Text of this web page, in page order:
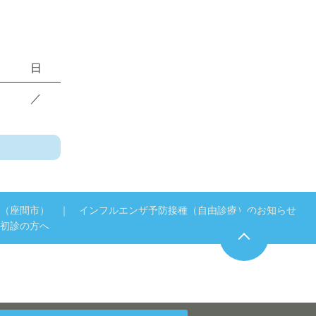
日
／
座間市）
インフルエンザ予防接種（自由診療）のお知らせ
初診の方へ